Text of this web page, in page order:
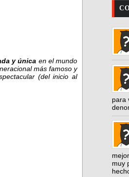
y única en el mundo
más famoso y
(del inicio al
para
muy